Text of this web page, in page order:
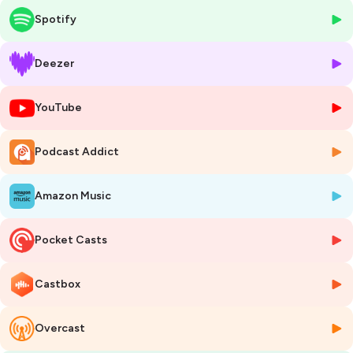
force.
Engagée, positive, lumineuse, elle nous parle de son quotidien, de ses
qui l’anime pour vivre pleinement, malgré tout.
Un témoignage puissant, émouvant et profondément motivant, pour
rappeler qu’il est possible de transformer les obstacles en
opportunités et que l’optimisme est une forme de résistance.
👉 Un épisode à écouter absolument si vous avez besoin d’un boost
d’espoir et de courage.
🎧 Bonne écoute !
Prenez bien soin de vous !
“Et n’oubliez pas, plus vous apprenez sur votre maladie, mieux
vous la gérez !”
Retrouvez Besma sur son :
Compte Instagram
🎧 Bonne écoute !
Prenez bien soin de vous !
Spotify
Deezer
YouTube
Podcast Addict
Amazon Music
Pocket Casts
Castbox
Overcast